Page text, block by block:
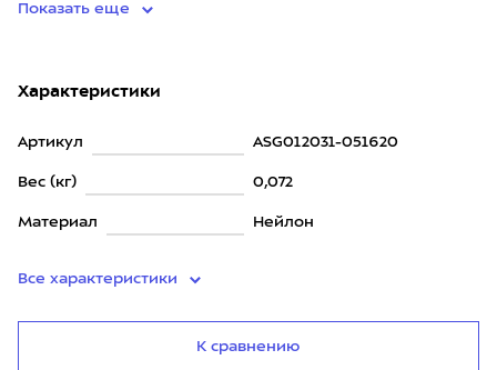
Показать еще
Характеристики
Артикул ASG012031-051620
Вес (кг) 0,072
Материал Нейлон
Все характеристики
К сравнению